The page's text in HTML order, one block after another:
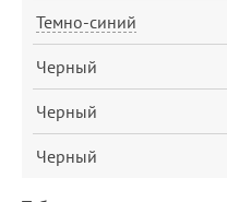
Темно-синий
Черный
Черный
Черный